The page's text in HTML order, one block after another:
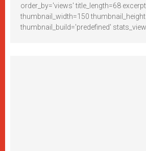
order_by='views' title_length=68
thumbnail_width=150
thumbnail_build='predefined'